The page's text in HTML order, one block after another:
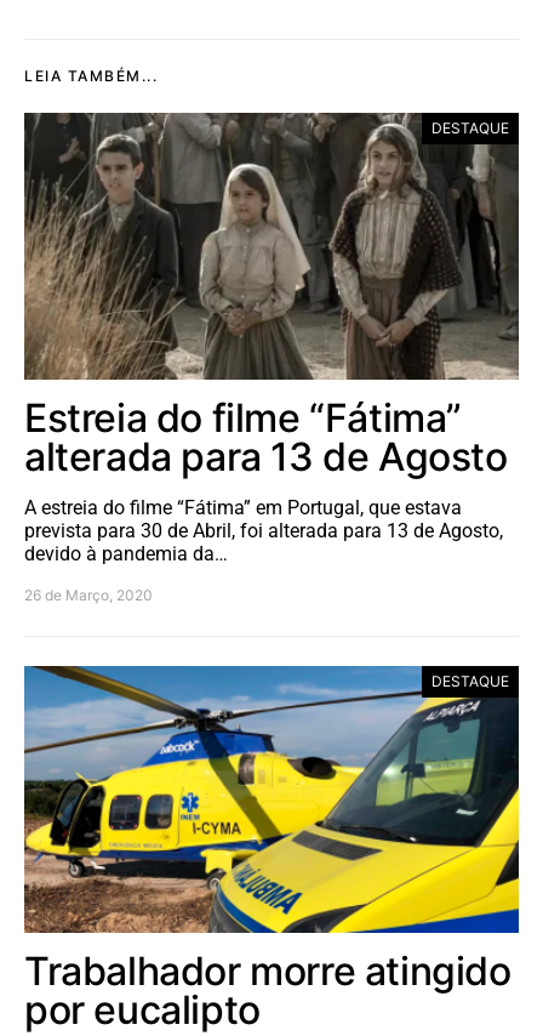
LEIA TAMBÉM...
DESTAQUE
Estreia do filme “Fátima”
alterada para 13 de Agosto
A estreia do filme “Fátima” em Portugal, que estava
prevista para 30 de Abril, foi alterada para 13 de Agosto,
devido à pandemia da…
26 de Março, 2020
DESTAQUE
Trabalhador morre atingido
por eucalipto